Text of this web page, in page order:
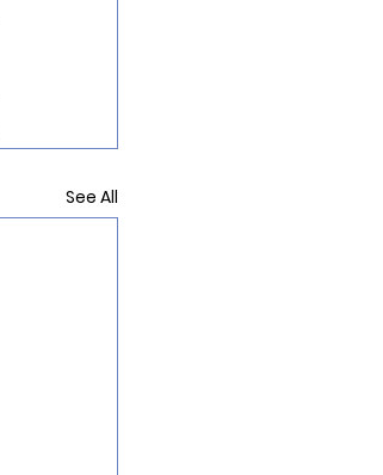
See All